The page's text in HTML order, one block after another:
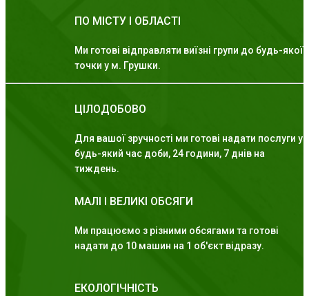
ПО МІСТУ І ОБЛАСТІ
Ми готові відправляти виїзні групи до будь-якої
точки у м. Грушки.
ЦІЛОДОБОВО
Для вашої зручності ми готові надати послуги у
будь-який час доби, 24 години, 7 днів на
тиждень.
МАЛІ І ВЕЛИКІ ОБСЯГИ
Ми працюємо з різними обсягами та готові
надати до 10 машин на 1 об'єкт відразу.
ЕКОЛОГІЧНІСТЬ